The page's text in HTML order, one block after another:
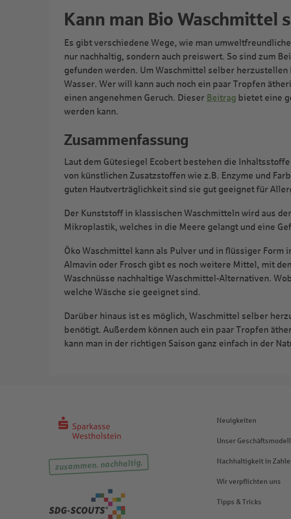
Kann man Bio Waschmittel
Es gibt verschiedene Wege, wie man
nur nachhaltig, sondern auch preiswert. So sind zum
gefunden werden. Um Waschmittel selber
Wasser. Wer will kann auch noch ein paar Tropfen
einen angenehmen Geruch. Dieser Beitrag bietet eine
werden kann.
Zusammenfassung
Laut dem Gütesiegel Ecobert bestehen die
von künstlichen Zusatzstoffen wie z.B. Enzyme und
guten Hautverträglichkeit sind sie gut geeignet für
Der Kunststoff in klassischen Waschmitteln wird aus
Mikroplastik, welches in die Meere gelangt und eine
Öko Waschmittel kann als Pulver und in flüssiger
Almavin oder Frosch gibt es noch weitere Mittel, mit
Waschnüsse nachhaltige Waschmittel-Alternativen.
welche Wäsche sie geeignet sind.
Darüber hinaus ist es möglich, Waschmittel selber
benötigt. Außerdem können auch ein paar Tropfen
kann man in der richtigen Saison ganz einfach in der
zusammen. nachhaltig.
Neuigkeiten
Unser Geschäftsmodell
Nachhaltigkeit in
Wir verpflichten uns
Tipps & Tricks